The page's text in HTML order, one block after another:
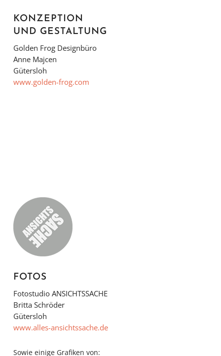
KONZEPTION
UND GESTALTUNG
Golden Frog Designbüro
Anne Majcen
Gütersloh
www.golden-frog.com
FOTOS
Fotostudio ANSICHTSSACHE
Britta Schröder
Gütersloh
www.alles-ansichtssache.de
Sowie einige Grafiken von: